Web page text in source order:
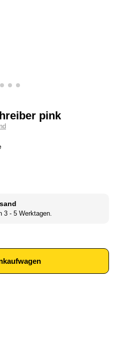
pink
3 - 5 Werktagen.